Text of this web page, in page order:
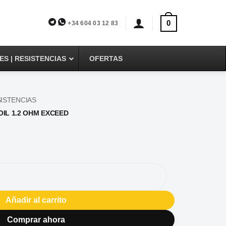
+34 604 03 12 83 0
| RESISTENCIAS OFERTAS
1.2 OHM EXCEED
Añadir al carrito
Comprar ahora